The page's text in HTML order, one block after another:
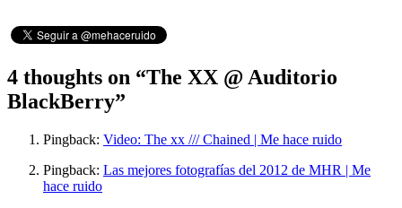
4 thoughts on “The XX @ Auditorio
BlackBerry”
Pingback: Video: The xx /// Chained | Me hace ruido
Pingback: Las mejores fotografías del 2012 de MHR | Me
hace ruido